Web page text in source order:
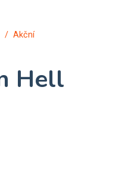
Akční
Hell